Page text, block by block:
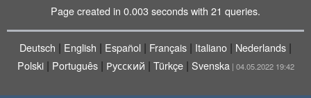
Page created in 0.003 seconds with 21 queries.
Deutsch | English | Español | Français | Italiano | Nederlands |
Polski| Português| Русский | Türkçe| Svenska | 04.05.2022 19:42